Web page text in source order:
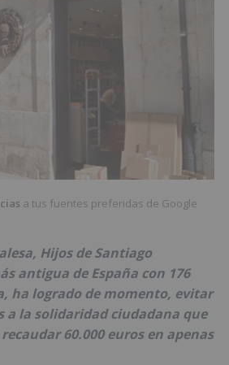
a tus fuentes preferidas de Google
Hijos de Santiago
antigua de España con 176
ha logrado de momento, evitar
a la solidaridad ciudadana que
60.000 euros en apenas